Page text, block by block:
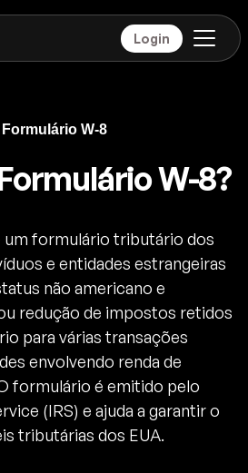
Login
Formulário W-8
W-8?
um formulário tributário dos
e entidades estrangeiras
não americano e
redução de impostos retidos
para várias transações
envolvendo renda de
formulário é emitido pelo
(IRS) e ajuda a garantir o
tributárias dos EUA.